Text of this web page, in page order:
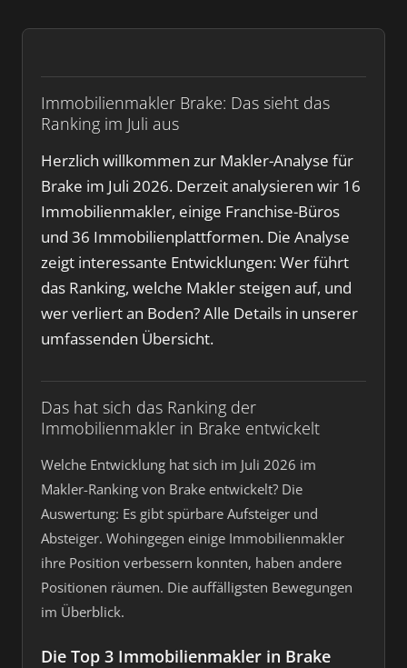
Immobilienmakler Brake: Das sieht das
Ranking im Juli aus
Herzlich willkommen zur Makler-Analyse für
Brake im Juli 2026. Derzeit analysieren wir 16
Immobilienmakler, einige Franchise-Büros
und 36 Immobilienplattformen. Die Analyse
zeigt interessante Entwicklungen: Wer führt
das Ranking, welche Makler steigen auf, und
wer verliert an Boden? Alle Details in unserer
umfassenden Übersicht.
Das hat sich das Ranking der
Immobilienmakler in Brake entwickelt
Welche Entwicklung hat sich im Juli 2026 im
Makler-Ranking von Brake entwickelt? Die
Auswertung: Es gibt spürbare Aufsteiger und
Absteiger. Wohingegen einige Immobilienmakler
ihre Position verbessern konnten, haben andere
Positionen räumen. Die auffälligsten Bewegungen
im Überblick.
Die Top 3 Immobilienmakler in Brake